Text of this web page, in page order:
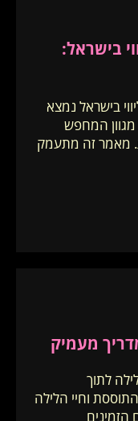
בישראל:
בישראל נמצא
המחפש
מאמר זה מתעמק
מעמיק
לתוך
וחיי הלילה
הזמינים